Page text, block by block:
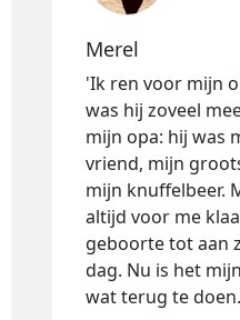
Merel
'Ik ren voor mijn
was hij zoveel
mijn opa: hij was
vriend, mijn
mijn knuffelbeer.
altijd voor me
geboorte tot aan
dag. Nu is het
wat terug te